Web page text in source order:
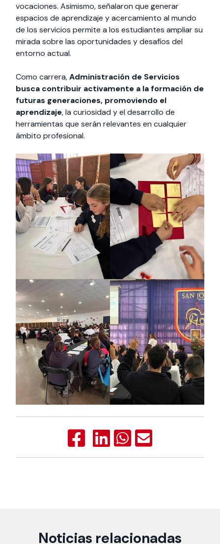
vocaciones. Asimismo, señalaron que generar
espacios de aprendizaje y acercamiento al mundo
de los servicios permite a los estudiantes ampliar su
mirada sobre las oportunidades y desafíos del
entorno actual.
Como carrera,Administración de Servicios
busca contribuir activamente a la formación de
futuras generaciones, promoviendo el
aprendizaje, la curiosidad y el desarrollo de
herramientas que serán relevantes en cualquier
ámbito profesional.
Noticias relacionadas